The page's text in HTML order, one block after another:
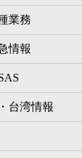
業務
情報
台湾情報